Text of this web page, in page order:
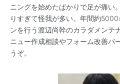
ニングを始めたばかりで足が痛い
りすぎて怪我が多い。年間約
ンを行う渡辺尚幹のカラダメンテ
ニュー作成相談やフォーム改善パ
うぞ。